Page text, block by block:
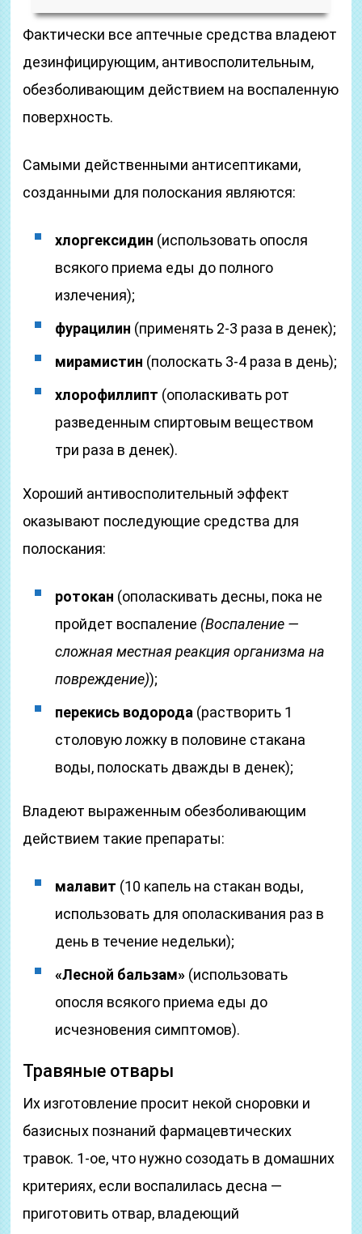
Фактически все аптечные средства владеют
дезинфицирующим, антивосполительным,
обезболивающим действием на воспаленную
поверхность.
Самыми действенными антисептиками,
созданными для полоскания являются:
хлоргексидин (использовать опосля
всякого приема еды до полного
излечения);
фурацилин (применять 2-3 раза в денек);
мирамистин (полоскать 3-4 раза в день);
хлорофиллипт (ополаскивать рот
разведенным спиртовым веществом
три раза в денек).
Хороший антивосполительный эффект
оказывают последующие средства для
полоскания:
ротокан (ополаскивать десны, пока не
пройдет воспаление (Воспаление —
сложная местная реакция организма на
повреждение));
перекись водорода (растворить 1
столовую ложку в половине стакана
воды, полоскать дважды в денек);
Владеют выраженным обезболивающим
действием такие препараты:
малавит (10 капель на стакан воды,
использовать для ополаскивания раз в
день в течение недельки);
«Лесной бальзам» (использовать
опосля всякого приема еды до
исчезновения симптомов).
Травяные отвары
Их изготовление просит некой сноровки и
базисных познаний фармацевтических
травок. 1-ое, что нужно созодать в домашних
критериях, если воспалилась десна —
приготовить отвар, владеющий